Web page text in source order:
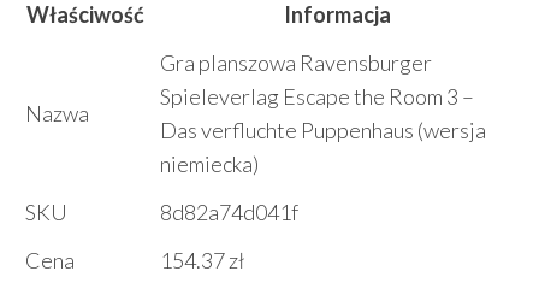
Właściwość Informacja
Nazwa
Gra planszowa Ravensburger
Spieleverlag Escape the Room 3 –
Das verfluchte Puppenhaus (wersja
niemiecka)
SKU
8d82a74d041f
Cena
154.37 zł